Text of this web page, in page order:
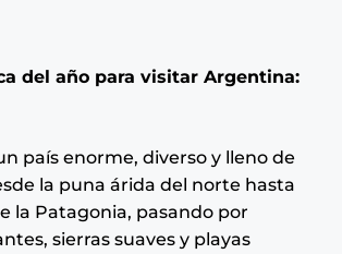
del año para visitar Argentina:
país enorme, diverso y lleno de
la puna árida del norte hasta
la Patagonia, pasando por
sierras suaves y playas